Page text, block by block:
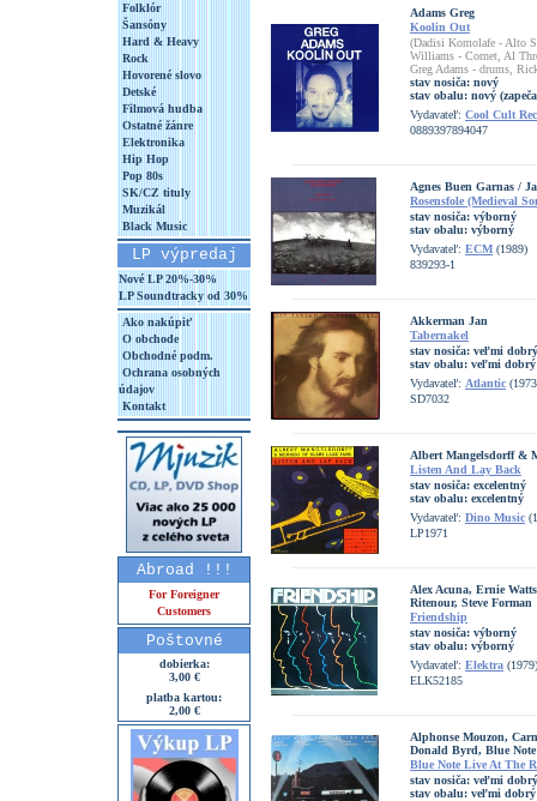
Folklór
Šansóny
Hard & Heavy
Rock
Hovorené slovo
Detské
Filmová hudba
Ostatné žánre
Elektronika
Hip Hop
Pop 80s
SK/CZ tituly
Muzikál
Black Music
LP výpredaj
Nové LP 20%-30%
LP Soundtracky od 30%
Ako nakúpiť
O obchode
Obchodné podm.
Ochrana osobných
údajov
Kontakt
Abroad !!!
For Foreigner
Customers
Poštovné
dobierka:
3,00 €
platba kartou:
2,00 €
Adams Greg
Koolin Out
(Dadisi Komolafe - Alto
Williams - Cornet, Al
Greg Adams - drums,
stav nosiča: nový
stav obalu: nový
Vydavateľ: Cool Cult
0889397894047
Agnes Buen Garnas /
Rosensfole (Medieval
stav nosiča: výborný
stav obalu: výborný
Vydavateľ: ECM (1989)
839293-1
Akkerman Jan
Tabernakel
stav nosiča: veľmi
stav obalu: veľmi dobrý
Vydavateľ: Atlantic
SD7032
Albert Mangelsdorff &
Listen And Lay Back
stav nosiča: excelentný
stav obalu: excelentný
Vydavateľ: Dino Music
LP1971
Alex Acuna, Ernie
Ritenour, Steve Forman
Friendship
stav nosiča: výborný
stav obalu: výborný
Vydavateľ: Elektra (1979)
ELK52185
Alphonse Mouzon,
Donald Byrd, Blue
Blue Note Live At The
stav nosiča: veľmi dobrý
stav obalu: veľmi dobrý